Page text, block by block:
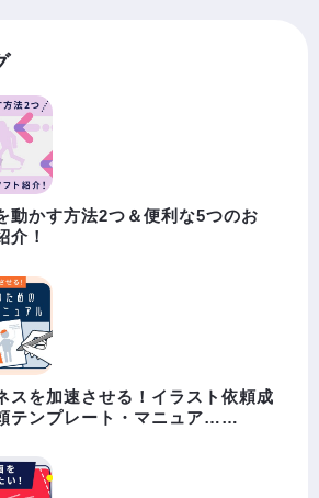
動かす方法2つ＆便利な5つのお
介！
スを加速させる！イラスト依頼成
テンプレート・マニュア……